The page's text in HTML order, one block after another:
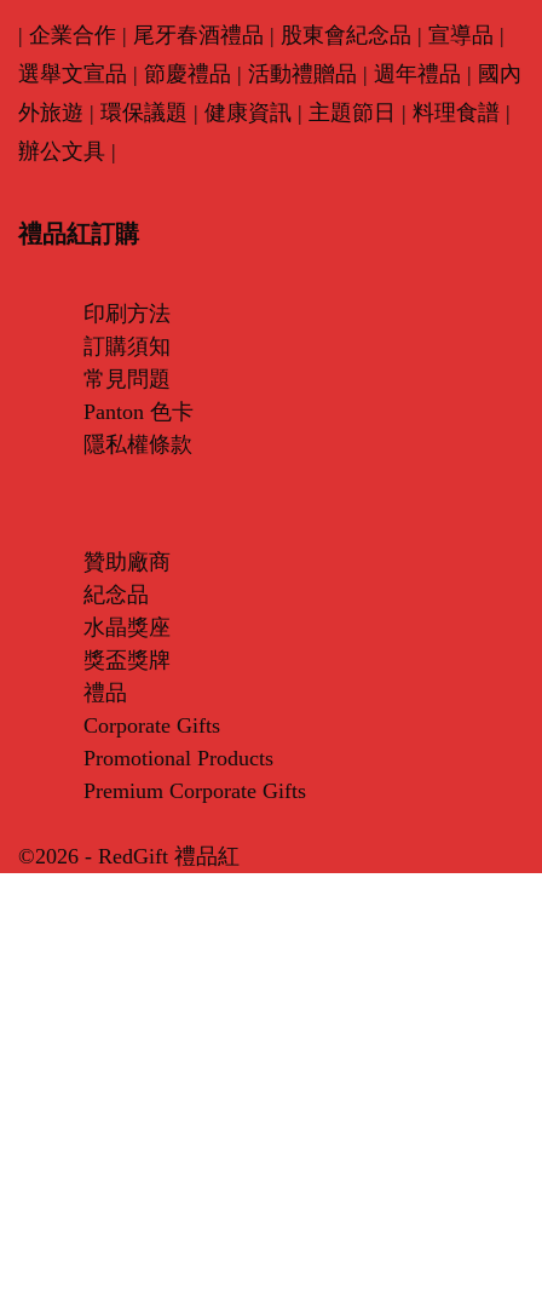
| 企業合作 | 尾牙春酒禮品 | 股東會紀念品 | 宣導品 |
選舉文宣品 | 節慶禮品 | 活動禮贈品 | 週年禮品 | 國內
外旅遊 | 環保議題 | 健康資訊 | 主題節日 | 料理食譜 |
辦公文具 |
禮品紅訂購
印刷方法
訂購須知
常見問題
Panton 色卡
隱私權條款
贊助廠商
紀念品
水晶獎座
獎盃獎牌
禮品
Corporate Gifts
Promotional Products
Premium Corporate Gifts
©2026 - RedGift 禮品紅